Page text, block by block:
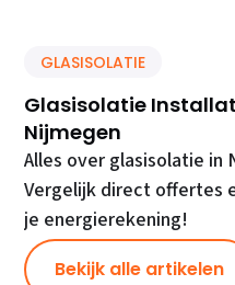
GLASISOLATIE
Glasisolatie
Nijmegen
Alles over glasisolatie in
Vergelijk direct offertes
je energierekening!
Bekijk alle artikelen